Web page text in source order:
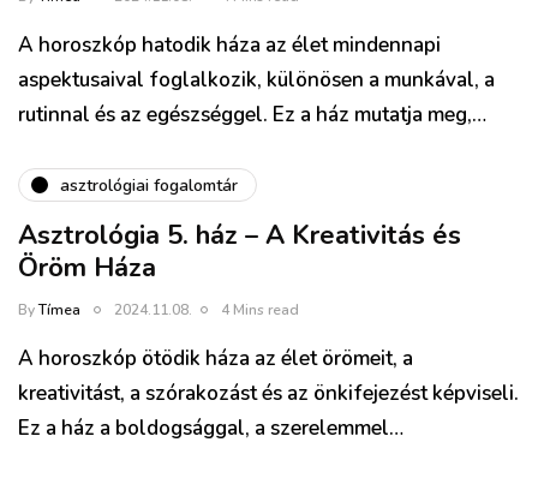
A horoszkóp hatodik háza az élet mindennapi
aspektusaival foglalkozik, különösen a munkával, a
rutinnal és az egészséggel. Ez a ház mutatja meg,…
asztrológiai fogalomtár
Asztrológia 5. ház – A Kreativitás és
Öröm Háza
ByTímea 2024.11.08. 4 Mins read
A horoszkóp ötödik háza az élet örömeit, a
kreativitást, a szórakozást és az önkifejezést képviseli.
Ez a ház a boldogsággal, a szerelemmel…